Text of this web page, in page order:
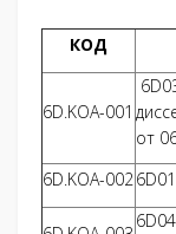
КОД
6D.KOA-001
от
6D.KOA-002